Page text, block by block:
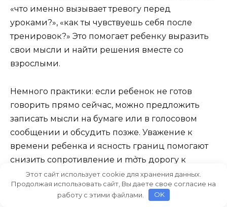
«что именно вызывает тревогу перед
уроками?», «как ты чувствуешь себя после
тренировок?» Это помогает ребенку выразить
свои мысли и найти решения вместе со
взрослыми.
Немного практики: если ребенок не готов
говорить прямо сейчас, можно предложить
записать мысли на бумаге или в голосовом
сообщении и обсудить позже. Уважение к
времени ребенка и ясность границ помогают
снизить сопротивление и mởть дорогу к
совместным решениям.
Этот сайт использует cookie для хранения данных.
Продолжая использовать сайт, Вы даете свое согласие на
работу с этими файлами.
OK